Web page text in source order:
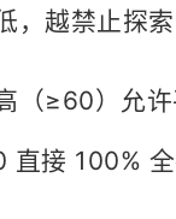
，越禁止探索
（≥60）允
直接 100%